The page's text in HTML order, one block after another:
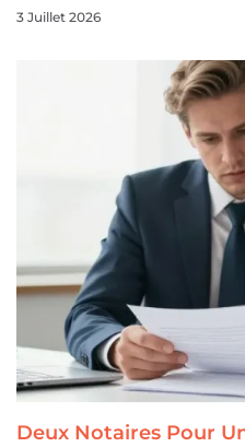
3 Juillet 2026
Deux Notaires Pour